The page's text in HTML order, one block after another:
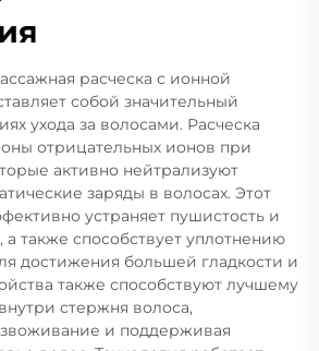
расческа с ионной
собой значительный
ухода за волосами. Расческа
отрицательных ионов при
активно нейтрализуют
заряды в волосах. Этот
устраняет пушистость и
также способствует уплотнению
достижения большей гладкости и
также способствуют лучшему
стержня волоса,
и поддерживая